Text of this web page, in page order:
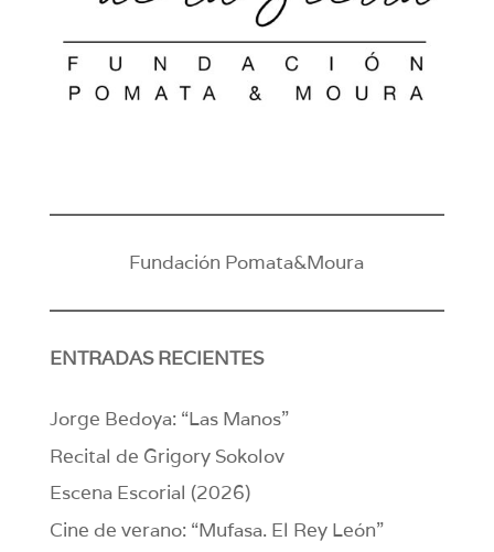
Fundación Pomata&Moura
ENTRADAS RECIENTES
Jorge Bedoya: “Las Manos”
Recital de Grigory Sokolov
Escena Escorial (2026)
Cine de verano: “Mufasa. El Rey León”